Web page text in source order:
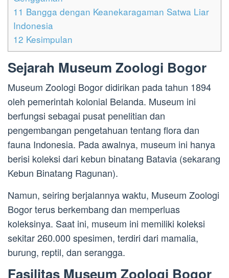
11 Bangga dengan Keanekaragaman Satwa Liar
Indonesia
12 Kesimpulan
Sejarah Museum Zoologi Bogor
Museum Zoologi Bogor didirikan pada tahun 1894
oleh pemerintah kolonial Belanda. Museum ini
berfungsi sebagai pusat penelitian dan
pengembangan pengetahuan tentang flora dan
fauna Indonesia. Pada awalnya, museum ini hanya
berisi koleksi dari kebun binatang Batavia (sekarang
Kebun Binatang Ragunan).
Namun, seiring berjalannya waktu, Museum Zoologi
Bogor terus berkembang dan memperluas
koleksinya. Saat ini, museum ini memiliki koleksi
sekitar 260.000 spesimen, terdiri dari mamalia,
burung, reptil, dan serangga.
Fasilitas Museum Zoologi Bogor